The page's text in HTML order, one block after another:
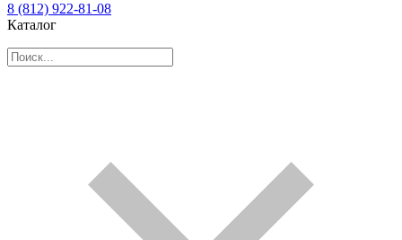
8 (812) 922-81-08
Каталог